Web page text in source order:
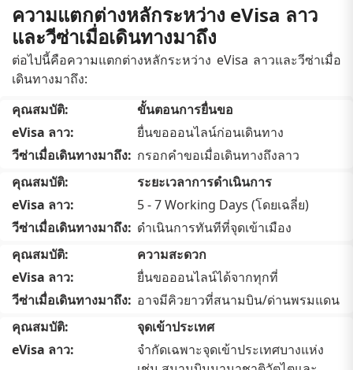
ความแตกต่างหลักระหว่าง eVisa ลาว
และวีซ่าเมื่อเดินทางมาถึง
ต่อไปนี้คือความแตกต่างหลักระหว่าง eVisa ลาวและวีซ่าเมื่อ
เดินทางมาถึง:
ขั้นตอนการยื่นขอ
ยื่นขอออนไลน์ก่อนเดินทาง
กรอกคำขอเมื่อเดินทางถึงลาว
ระยะเวลาการดำเนินการ
5 - 7 Working Days (โดยเฉลี่ย)
ดำเนินการทันทีที่จุดเข้าเมือง
ความสะดวก
ยื่นขอออนไลน์ได้จากทุกที่
อาจมีคิวยาวที่สนามบิน/ด่านพรมแดน
จุดเข้าประเทศ
จำกัดเฉพาะจุดเข้าประเทศบางแห่ง